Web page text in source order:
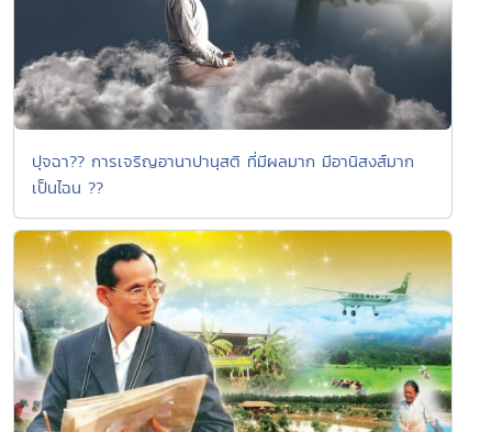
ปุจฉา?? การเจริญอานาปานุสติ ที่มีผลมาก มีอานิสงส์มาก
เป็นไฉน ??